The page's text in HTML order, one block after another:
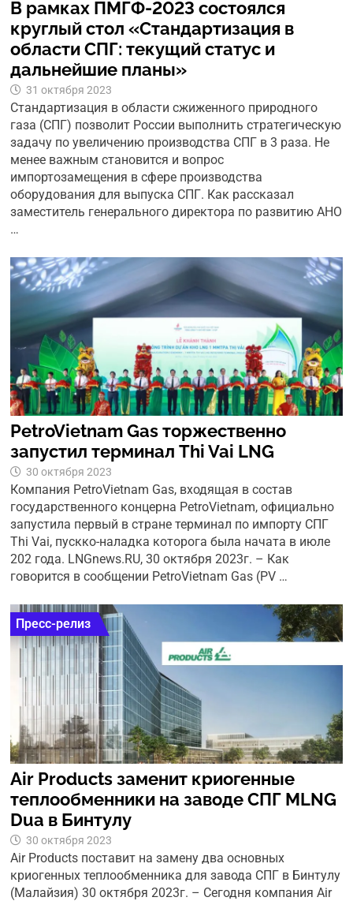
В рамках ПМГФ-2023 состоялся
круглый стол «Стандартизация в
области СПГ: текущий статус и
дальнейшие планы»
31 октября 2023
Стандартизация в области сжиженного природного
газа (СПГ) позволит России выполнить стратегическую
задачу по увеличению производства СПГ в 3 раза. Не
менее важным становится и вопрос
импортозамещения в сфере производства
оборудования для выпуска СПГ. Как рассказал
заместитель генерального директора по развитию АНО
…
PetroVietnam Gas торжественно
запустил терминал Thi Vai LNG
30 октября 2023
Компания PetroVietnam Gas, входящая в состав
государственного концерна PetroVietnam, официально
запустила первый в стране терминал по импорту СПГ
Thi Vai, пускко-наладка которога была начата в июле
202 года. LNGnews.RU, 30 октября 2023г. – Как
говорится в сообщении PetroVietnam Gas (PV …
Пресс-релиз
Air Products заменит криогенные
теплообменники на заводе СПГ MLNG
Dua в Бинтулу
30 октября 2023
Air Products поставит на замену два основных
криогенных теплообменника для завода СПГ в Бинтулу
(Малайзия) 30 октября 2023г. – Сегодня компания Air